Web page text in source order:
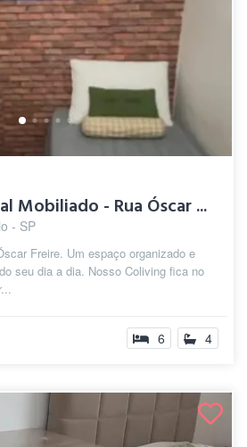
Mobiliado - Rua Óscar ...
- SP
Freire. Um espaço organizado e
seu dia a dia. Nosso Coliving fica no
6 4